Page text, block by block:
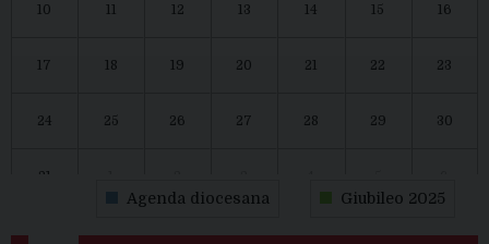
10 12 13 14 15 16
17 18 19 20 21 22 23
24 25 26 27 28 29 30
31
Agenda diocesana Giubileo 2025